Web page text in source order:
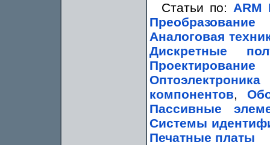
Статьи по: ARM
Аналоговая
Дискретные
компонентов,
Пассивные
Системы
Печатные платы